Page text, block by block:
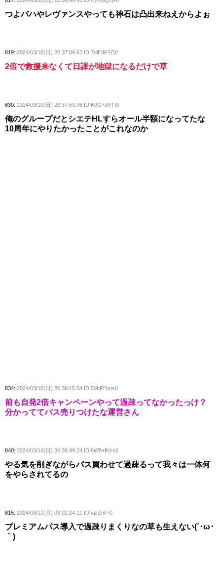
つよバハやレヴァンスやっても神石は凸出来ねえからよぉ
819: 2024/03/10(日) 20:37:09.62 ID:7diEdF1O0
2倍で救援来なくて日課が地獄になるだけで草
830: 2024/03/10(日) 20:37:53.96 ID:K0G7dVTf0
俺のグループだとシエテHLすらオール半額になってたな
10周年にやりたかったことがこれなのか
834: 2024/03/10(日) 20:38:15.54 ID:59hFf1ms0
前も自発2倍キャンペーンやって過疎ってなかったっけ？
分かっててパス売りつけたな運営さん
840: 2024/03/10(日) 20:38:49.24 ID:6W8+fKzs0
やる気を削ぎながらパス買わせて過疎るって我々は一体何
をやらされてるの
815: 2024/03/11(月) 03:02:24.11 ID:vjzZniI+0
プレミアムパス導入で過疎りまくりなの草も生えない(´･ω･
｀)